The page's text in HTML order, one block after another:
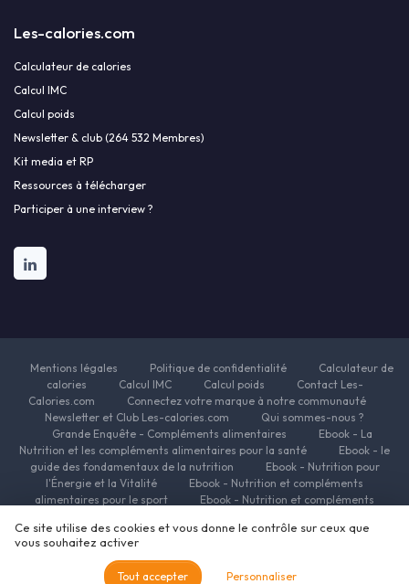
Les-calories.com
Calculateur de calories
Calcul IMC
Calcul poids
Newsletter & club (264 532 Membres)
Kit media et RP
Ressources à télécharger
Participer à une interview ?
Mentions légales Politique de confidentialité
Calculateur de
calories
Calcul IMC Calcul poids
Contact Les-
Calories.com
Connectez votre marque à notre communauté
Newsletter et Club Les-calories.com
Qui sommes-nous ?
Grande Enquête - Compléments alimentaires
Ebook - La
Nutrition et les compléments alimentaires pour la santé
Ebook - le
guide des fondamentaux de la nutrition
Ebook - Nutrition pour
l'Énergie et la Vitalité
Ebook - Nutrition et compléments
alimentaires pour le sport
Ebook - Nutrition et compléments
alimentaires pour la minceur
Ressources Nutrition et Compléments
© Les-calories.com 2026
Ce site utilise des cookies et vous donne le contrôle sur ceux que
vous souhaitez activer
Tout accepter Personnaliser